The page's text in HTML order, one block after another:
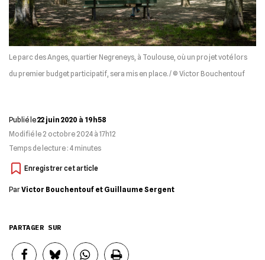
Le parc des Anges, quartier Negreneys, à Toulouse, où un projet voté lors
du premier budget participatif, sera mis en place. / © Victor Bouchentouf
Publié le22 juin 2020 à 19h58
Modifié le2 octobre 2024 à 17h12
Temps de lecture : 4 minutes
ParVictor Bouchentouf et Guillaume Sergent
PARTAGER SUR